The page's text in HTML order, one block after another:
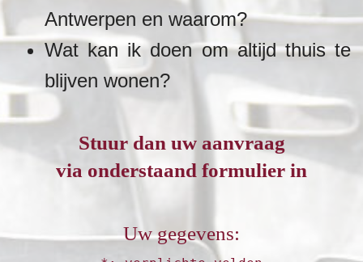
Antwerpen en waarom?
Wat kan ik doen om altijd thuis te
blijven wonen?
Stuur dan uw aanvraag
via onderstaand formulier in
Uw gegevens: